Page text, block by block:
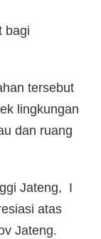
bagi
tersebut
lingkungan
dan ruang
Jateng, I
atas
Jateng.